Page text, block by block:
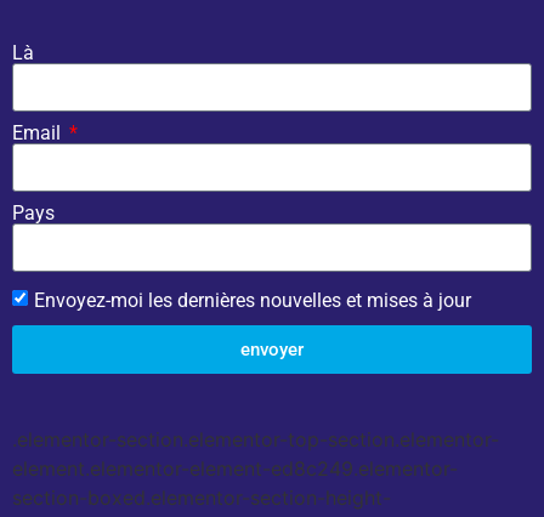
Là
Email
Pays
Envoyez-moi les dernières nouvelles et mises à jour
envoyer
.elementor-section.elementor-top-section.elementor-
element.elementor-element-ed8c249.elementor-
section-boxed.elementor-section-height-